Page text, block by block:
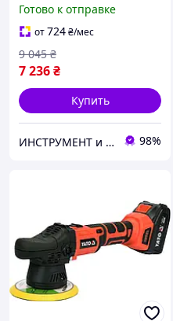
Готово к отправке
от724₴/мес
7 236₴
9 045 ₴
Купить
ИНСТРУМЕНТ и МЕТИЗЫ 98%